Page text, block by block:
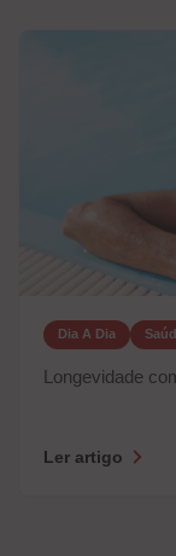
Dia A Dia
Longevidade
Ler artigo